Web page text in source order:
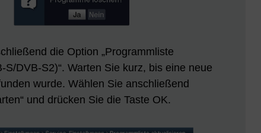
die Option „Programmliste
S/DVB-S2)“. Warten Sie kurz, bis eine neue
wurde. Wählen Sie anschließend
und drücken Sie die Taste OK.